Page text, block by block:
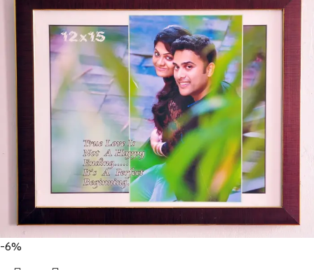
-6%